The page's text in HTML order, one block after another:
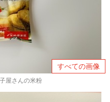
すべての画像
屋さんの米粉